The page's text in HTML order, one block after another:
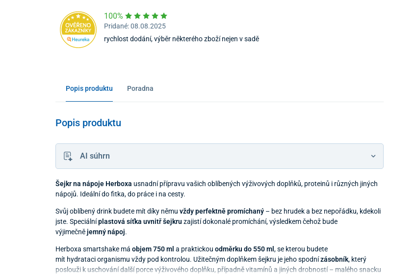
100%
Pridané: 08.08.2025
rychlost dodání, výběr některého zboží nejen v sadě
Popis produktu Poradna
Popis produktu
AI súhrn
Šejkr na nápoje Herboxa usnadní přípravu vašich oblíbených výživových doplňků, proteinů i různých jiných
nápojů. Ideální do fitka, do práce i na cesty.
Svůj oblíbený drink budete mít díky němu vždy perfektně promíchaný– bez hrudek a bez nepořádku, kdekoli
jste. Speciálníplastová síťka uvnitř šejkru zajistí dokonalé promíchání, výsledkem čehož bude
výjimečnějemný nápoj.
Herboxa smartshake má objem 750 ml a praktickou odměrku do 550 ml , se kterou budete
mít hydrataci organismu vždy pod kontrolou. Užitečným doplňkem šejkru je jeho spodnízásobník, který
poslouži k uschování další porce výživového doplňku, případně vitamínů a jiných drobností – malého snacku